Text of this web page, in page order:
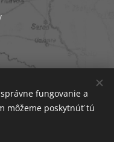
fungovanie a
môžeme poskytnúť tú